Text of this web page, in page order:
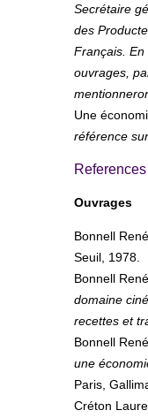
Secrétaire
des
Français.
ouvrages,
Une
référence
References
Ouvrages
Bonnell René,
Seuil, 1978.
Bonnell René,
domaine
recettes et
Bonnell René,
une
Paris,
Créton